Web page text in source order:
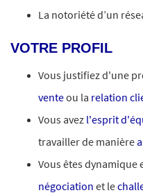
La notoriété d’un
VOTRE PROFIL
Vous justifiez d'une
venteou la relation
Vous avez l'esprit
travailler de manière
Vous êtes dynamique
négociation et le